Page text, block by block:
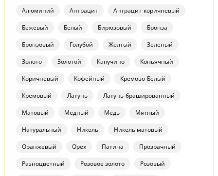
Алюминий Антрацит Антрацит-коричневый
Бежевый Белый Бирюзовый Бронза
Бронзовый Голубой Желтый Зеленый
Золото Золотой Капучино Коньячный
Коричневый Кофейный Кремово-Белый
Кремовый Латунь Латунь-брашированный
Матовый Медный Медь Мятный
Натуральный Никель Никель матовый
Оранжевый Орех Патина Прозрачный
Разноцветный Розовое золото Розовый